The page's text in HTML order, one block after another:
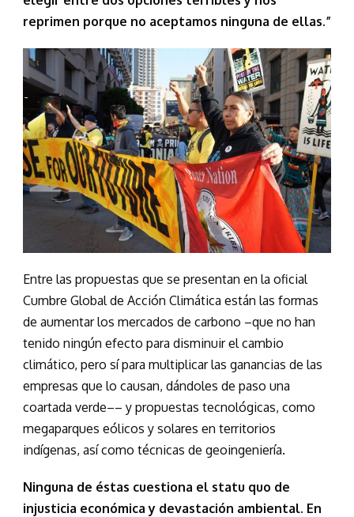
reprimen porque no aceptamos ninguna de ellas.”
Entre las propuestas que se presentan en la oficial
Cumbre Global de Acción Climática están las formas
de aumentar los mercados de carbono –que no han
tenido ningún efecto para disminuir el cambio
climático, pero sí para multiplicar las ganancias de las
empresas que lo causan, dándoles de paso una
coartada verde–– y propuestas tecnológicas, como
megaparques eólicos y solares en territorios
indígenas, así como técnicas de geoingeniería.
Ninguna de éstas cuestiona el statu quo de
injusticia económica y devastación ambiental. En